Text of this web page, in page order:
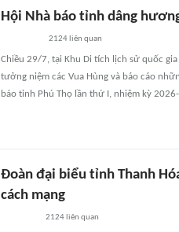
Hội Nhà báo tỉnh dâng
2124 liên quan
Chiều 29/7, tại Khu Di tích lịch sử quốc
tưởng niệm các Vua Hùng và báo cáo
báo tỉnh Phú Thọ lần thứ I, nhiệm kỳ
Đoàn đại biểu tỉnh Thanh
cách mạng
2124 liên quan